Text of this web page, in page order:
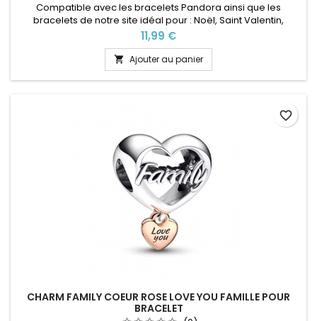
Compatible avec les bracelets Pandora ainsi que les
bracelets de notre site idéal pour : Noël, Saint Valentin,
anniversaire, anniversaire de mariage
Prix
11,99 €
 Ajouter au panier
CHARM FAMILY COEUR ROSE LOVE YOU FAMILLE POUR
BRACELET
favorite_border